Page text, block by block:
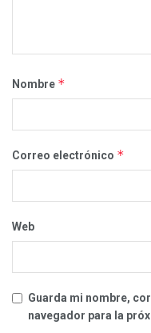
Nombre *
Correo electrónico *
Web
Guarda mi nombre,
navegador para la